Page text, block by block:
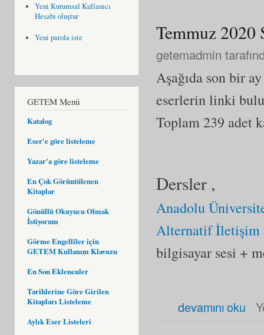
Yeni Kurumsal Kullanıcı
Hesabı oluştur
Yeni parola iste
GETEM Menü
Katalog
Eser'e göre listeleme
Yazar'a göre listeleme
En Çok Görüntülenen
Kitaplar
Gönüllü Okuyucu Olmak
İstiyorum
Görme Engelliler için
GETEM Kullanım Klavuzu
En Son Eklenenler
Tarihlerine Göre Girilen
Kitapları Listeleme
Aylık Eser Listeleri
Temmuz 2020
getemadmin
Aşağıda son bir
eserlerin linki
Toplam 239 adet
Dersler ,
Anadolu
Alternatif İletişim
bilgisayar sesi +
devamını oku